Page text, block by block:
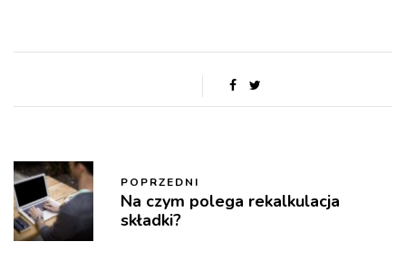
POPRZEDNI
Na czym polega rekalkulacja
składki?